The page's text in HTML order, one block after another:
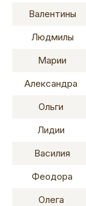
Валентины
Людмилы
Марии
Александра
Ольги
Лидии
Василия
Феодора
Олега